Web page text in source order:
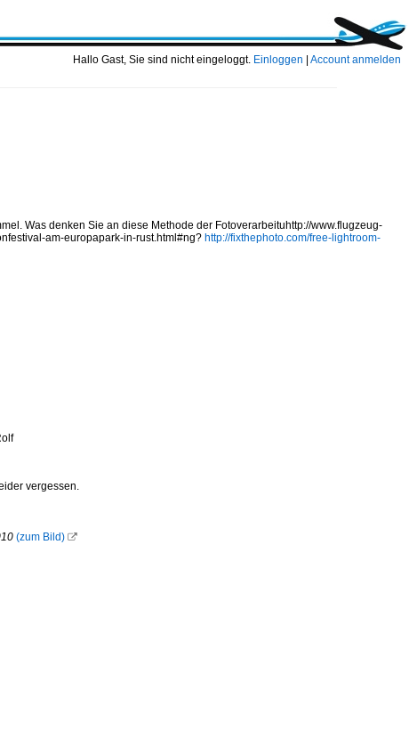
Hallo Gast, Sie sind nicht eingeloggt. Einloggen Account anmelden
Was denken Sie an diese Methode der Fotoverarbeituhttp://www.flugzeug-
am-europapark-in-rust.html#ng? http://fixthephoto.com/free-lightroom-
vergessen.
(zum Bild) 